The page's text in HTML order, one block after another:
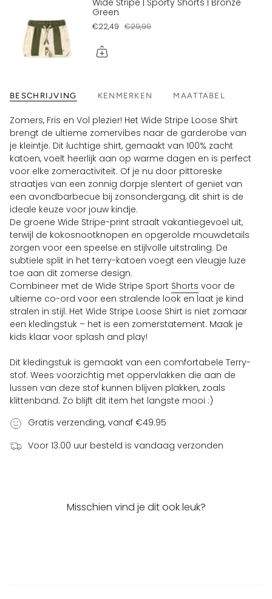
Wide Stripe | Sporty Shorts | Bronze
Green
€22,49 €29,99
BESCHRIJVING KENMERKEN MAATTABEL
Zomers, Fris en Vol plezier! Het Wide Stripe Loose Shirt
brengt de ultieme zomervibes naar de garderobe van
je kleintje. Dit luchtige shirt, gemaakt van 100% zacht
katoen, voelt heerlijk aan op warme dagen en is perfect
voor elke zomeractiviteit. Of je nu door pittoreske
straatjes van een zonnig dorpje slentert of geniet van
een avondbarbecue bij zonsondergang, dit shirt is de
ideale keuze voor jouw kindje.
De groene Wide Stripe-print straalt vakantiegevoel uit,
terwijl de kokosnootknopen en opgerolde mouwdetails
zorgen voor een speelse en stijlvolle uitstraling. De
subtiele split in het terry-katoen voegt een vleugje luze
toe aan dit zomerse design.
Combineer met de Wide Stripe Sport Shorts voor de
ultieme co-ord voor een stralende look en laat je kind
stralen in stijl. Het Wide Stripe Loose Shirt is niet zomaar
een kledingstuk – het is een zomerstatement. Maak je
kids klaar voor splash and play!
Dit kledingstuk is gemaakt van een comfortabele Terry-
stof. Wees voorzichtig met oppervlakken die aan de
lussen van deze stof kunnen blijven plakken, zoals
klittenband. Zo blijft dit item het langste mooi :)
Gratis verzending, vanaf €49.95
Voor 13.00 uur besteld is vandaag verzonden
Misschien vind je dit ook leuk?